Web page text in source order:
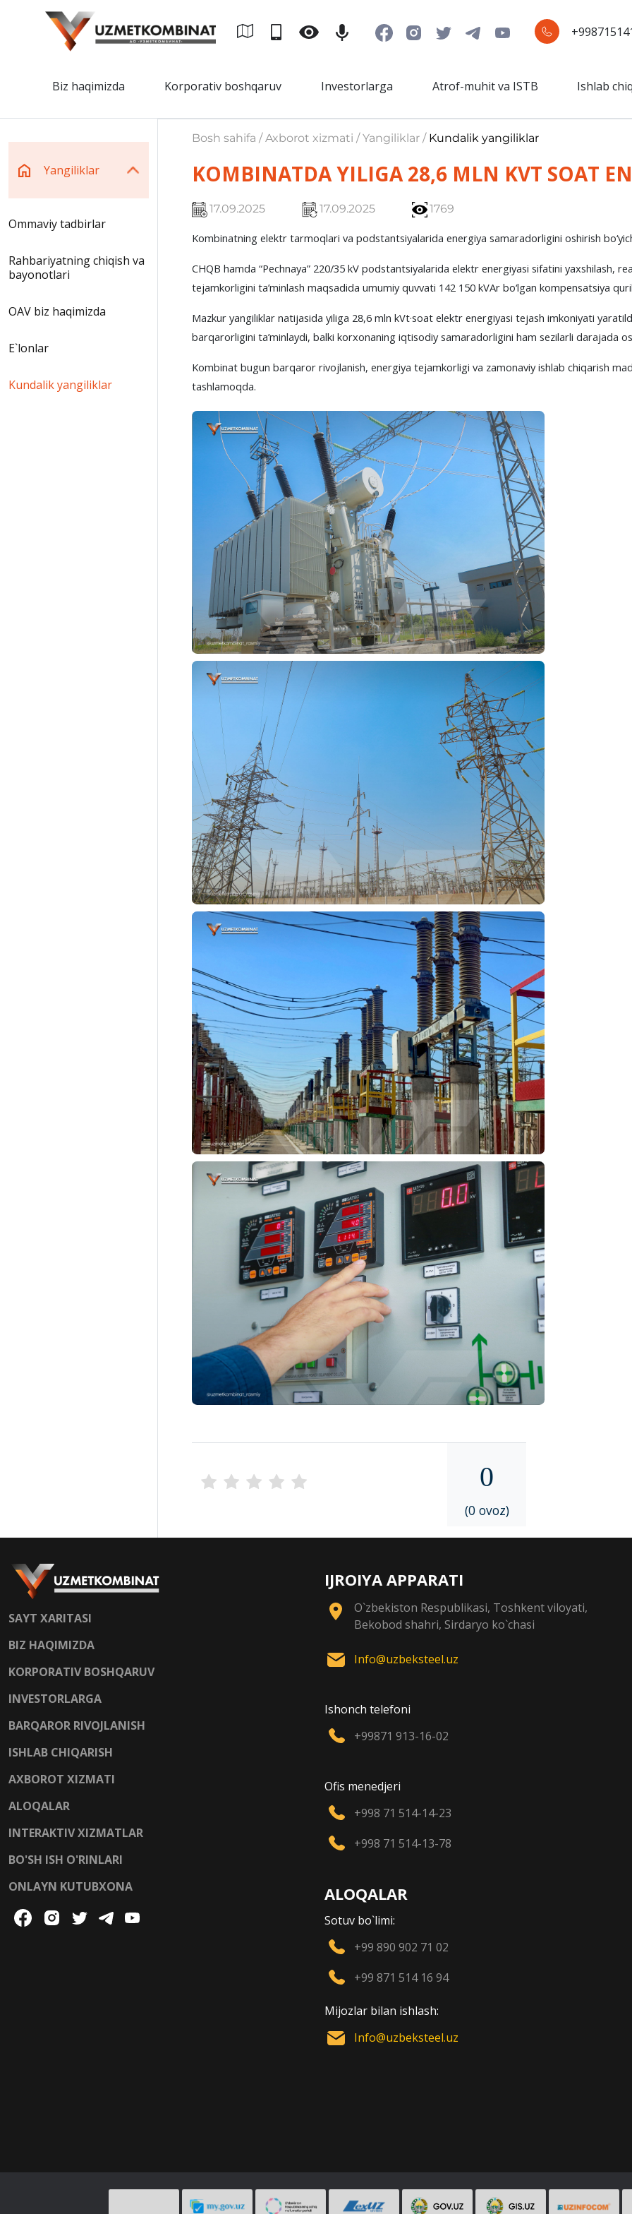
Biz haqimizda Korporativ boshqaruv Investorlarga Atrof-muhit va ISTB Ishlab
Yangiliklar
Ommaviy tadbirlar
Rahbariyatning chiqish va
bayonotlari
OAV biz haqimizda
E`lonlar
Kundalik yangiliklar
Bosh sahifa / Axborot xizmati / Yangiliklar / Kundalik yangiliklar
KOMBINATDA YILIGA 28,6 MLN KVT SOAT
17.09.2025 17.09.2025 1769
Kombinatning elektr tarmoqlari va podstantsiyalarida energiya samaradorligini oshirish
CHQB hamda “Pechnaya” 220/35 kV podstantsiyalarida elektr energiyasi sifatini yaxshilash,
tejamkorligini ta’minlash maqsadida umumiy quvvati 142 150 kVAr bo‘lgan kompensatsiya
Mazkur yangiliklar natijasida yiliga 28,6 mln kVt·soat elektr energiyasi tejash imkoniyati
barqarorligini ta’minlaydi, balki korxonaning iqtisodiy samaradorligini ham sezilarli darajada
Kombinat bugun barqaror rivojlanish, energiya tejamkorligi va zamonaviy ishlab chiqarish
tashlamoqda.
0
(0 ovoz)
SAYT XARITASI
BIZ HAQIMIZDA
KORPORATIV BOSHQARUV
INVESTORLARGA
BARQAROR RIVOJLANISH
ISHLAB CHIQARISH
AXBOROT XIZMATI
ALOQALAR
INTERAKTIV XIZMATLAR
BO'SH ISH O'RINLARI
ONLAYN KUTUBXONA
IJROIYA APPARATI
O`zbekiston Respublikasi, Toshkent viloyati,
Bekobod shahri, Sirdaryo ko`chasi
Info@uzbeksteel.uz
Ishonch telefoni
+99871 913-16-02
Ofis menedjeri
+998 71 514-14-23
+998 71 514-13-78
ALOQALAR
Sotuv bo`limi:
+99 890 902 71 02
+99 871 514 16 94
Mijozlar bilan ishlash:
Info@uzbeksteel.uz